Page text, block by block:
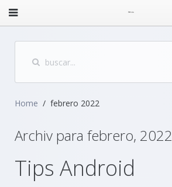
Home febrero 2022
Archiv para febrero, 2022
Tips Android